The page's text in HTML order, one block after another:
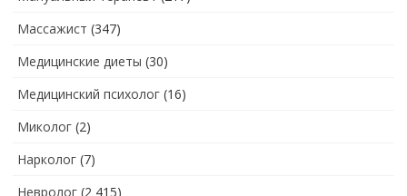
Массажист (347)
Медицинские диеты (30)
Медицинский психолог (16)
Миколог (2)
Нарколог (7)
Невролог (2 415)